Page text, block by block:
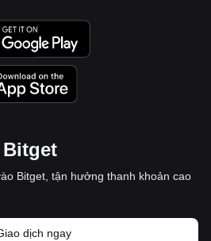
Bitget, tận hưởng thanh khoản cao
dịch ngay